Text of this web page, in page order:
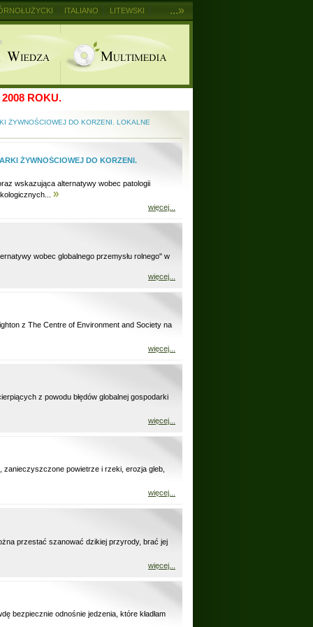
ROKU.
ŻYWNOŚCIOWEJ DO KORZENI. LOKALNE
ŻYWNOŚCIOWEJ DO KORZENI.
wskazująca alternatywy wobec patologii
»
więcej...
wobec globalnego przemysłu rolnego" w
więcej...
z The Centre of Environment and Society na
więcej...
z powodu błędów globalnej gospodarki
więcej...
powietrze i rzeki, erozja gleb,
więcej...
przestać szanować dzikiej przyrody, brać jej
więcej...
bezpiecznie odnośnie jedzenia, które kładłam
...»
ITALIANO LITEWSKI